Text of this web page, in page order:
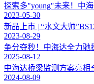
探索多"young"未来！中
2023-05-30
新品上市 | “水文大师
2023-08-29
争分夺秒！中海达全力驰
2025-08-12
中海达桥梁监测方案亮
2024-08-09